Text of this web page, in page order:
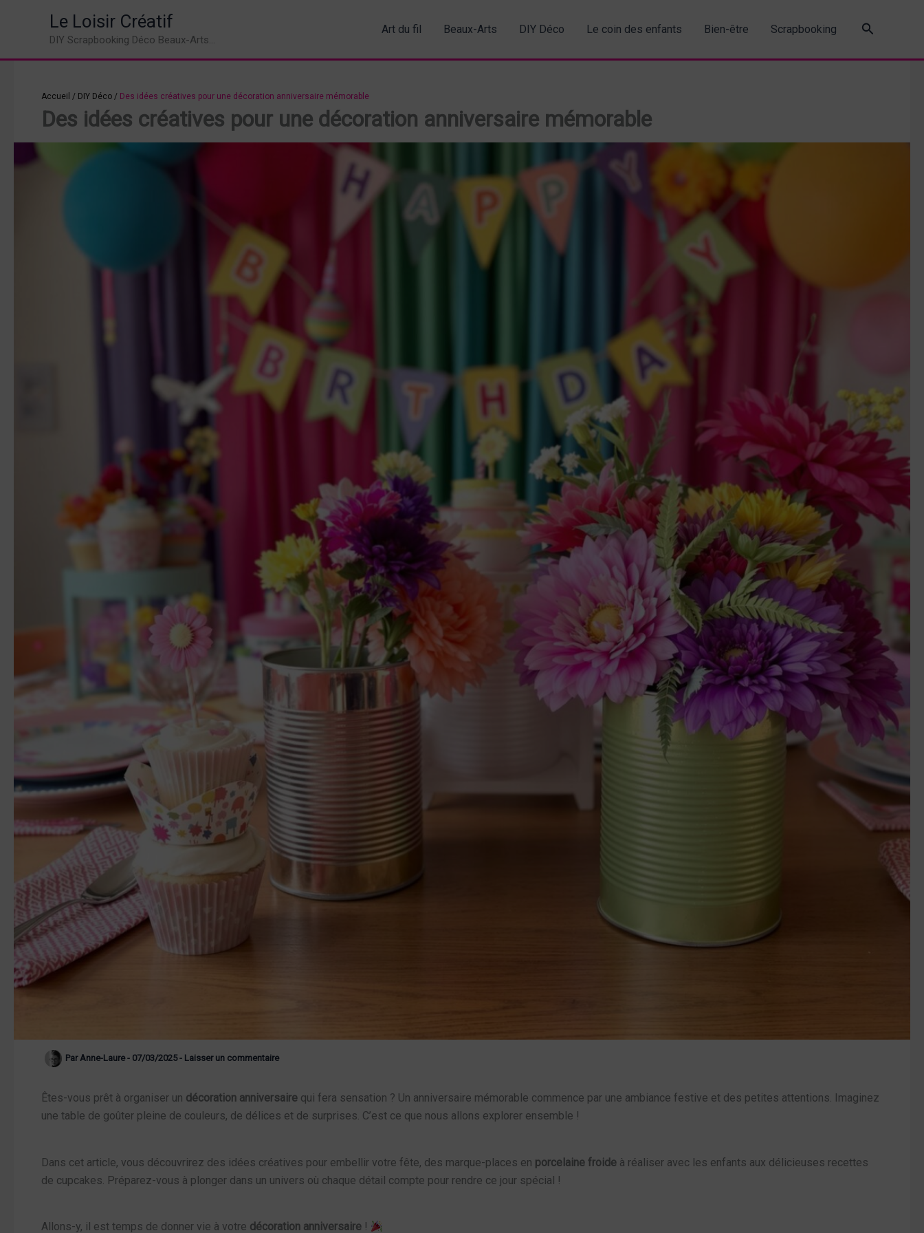
Le Loisir Créatif
DIY Scrapbooking Déco Beaux-Arts...
Art du fil Beaux-Arts DIY Déco Le coin des enfants Bien-être Scrapbooking
Accueil / DIY Déco / Des idées créatives pour une décoration anniversaire mémorable
Des idées créatives pour une décoration anniversaire mémorable
Par Anne-Laure- 07/03/2025- Laisser un commentaire
Êtes-vous prêt à organiser un décoration anniversaire qui fera sensation ? Un anniversaire mémorable commence par une ambiance festive et des petites attentions. Imaginez
une table de goûter pleine de couleurs, de délices et de surprises. C’est ce que nous allons explorer ensemble !
Dans cet article, vous découvrirez des idées créatives pour embellir votre fête, des marque-places en porcelaine froide à réaliser avec les enfants aux délicieuses recettes
de cupcakes. Préparez-vous à plonger dans un univers où chaque détail compte pour rendre ce jour spécial !
Allons-y, il est temps de donner vie à votre décoration anniversaire !